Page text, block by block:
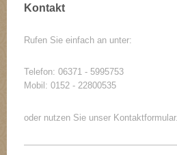
Kontakt
Rufen Sie einfach an unter:
Telefon: 06371 - 5995753
Mobil: 0152 - 22800535
oder nutzen Sie unser Kontaktformular.